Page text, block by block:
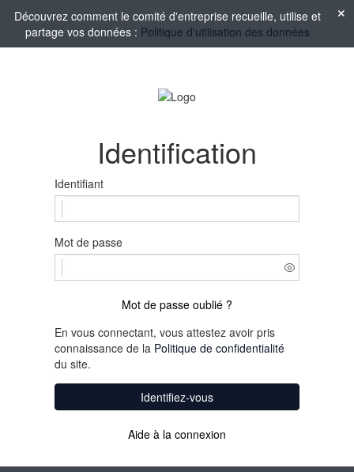
Découvrez comment le comité d'entreprise recueille, utilise et
partage vos données : Politique d'utilisation des données
Identification
Identifiant
Mot de passe
Mot de passe oublié ?
En vous connectant, vous attestez avoir pris
connaissance de la Politique de confidentialité
du site.
Identifiez-vous
Aide à la connexion